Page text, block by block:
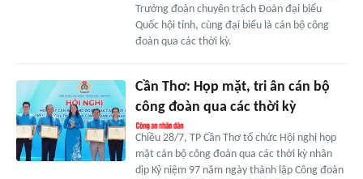
Trưởng đoàn chuyên trách Đoàn đại biểu
Quốc hội tỉnh, cùng đại biểu là cán bộ công
đoàn qua các thời kỳ.
Cần Thơ: Họp mặt, tri ân cán bộ
công đoàn qua các thời kỳ
Chiều 28/7, TP Cần Thơ tổ chức Hội nghị họp
mặt cán bộ công đoàn qua các thời kỳ nhân
dịp Kỷ niệm 97 năm ngày thành lập Công đoàn